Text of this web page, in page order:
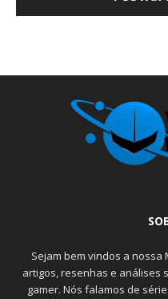
Sejam bem vindos a nossa
artigos, resenhas e análises
gamer. Nós falamos de